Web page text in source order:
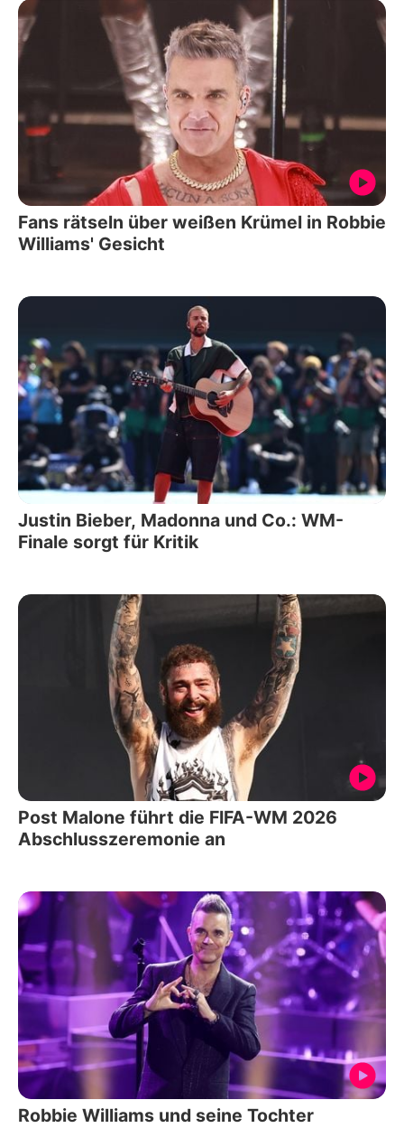
Fans rätseln über weißen Krümel in Robbie
Williams' Gesicht
Justin Bieber, Madonna und Co.: WM-
Finale sorgt für Kritik
Post Malone führt die FIFA-WM 2026
Abschlusszeremonie an
Robbie Williams und seine Tochter